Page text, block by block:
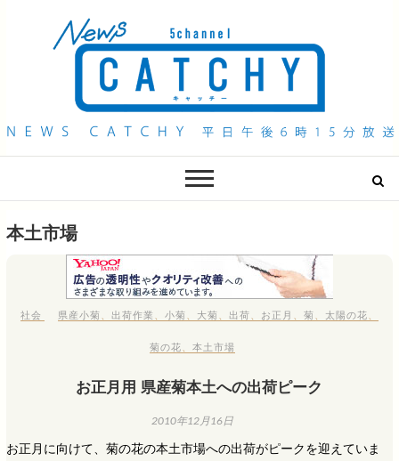
QAB NEWS Headline
本土市場
社会 県産小菊 出荷作業 小菊 大菊 出荷 お正月 菊 太陽の花
菊の花 、本土市場
お正月用 県産菊本土への出荷ピーク
2010年12月16日
お正月に向けて、菊の花の本土市場への出荷がピークを迎えていま